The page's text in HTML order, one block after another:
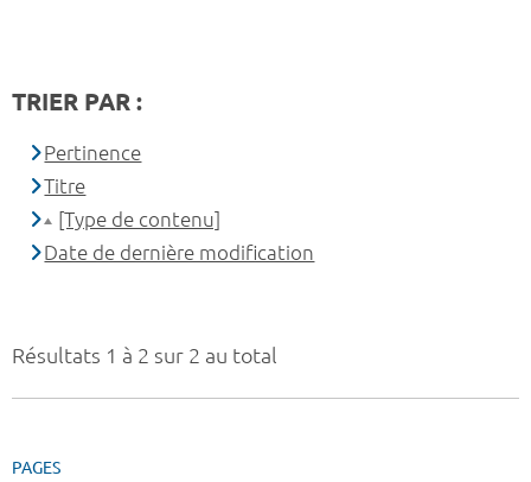
Résultats 1 à 2 sur 2 au total
PAGES
TRIER PAR :
Pertinence
Titre
[Type de contenu]
Date de dernière modification